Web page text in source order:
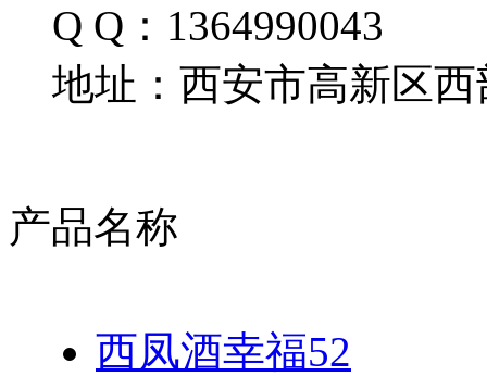
Q Q：1364990043
地址：西安市高新区西
产品名称
西凤酒幸福52